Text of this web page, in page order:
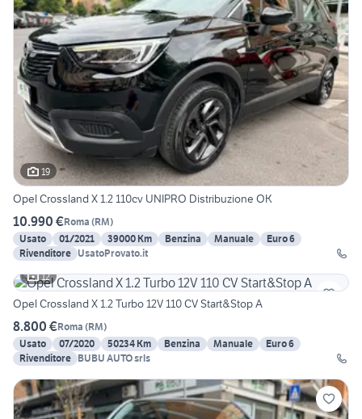
19
Opel Crossland X 1.2 110cv UNIPRO Distribuzione OK
10.990 €Roma (RM)
Usato
01/2021 39000 Km Benzina Manuale
Euro 6
Rivenditore UsatoProvato.it
12
Opel Crossland X 1.2 Turbo 12V 110 CV Start&Stop A
8.800 €Roma (RM)
Usato
07/2020 50234 Km Benzina Manuale
Euro 6
Rivenditore BUBU AUTO srls